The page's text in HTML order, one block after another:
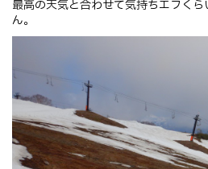
最高の天気と合わせて気持ちエフく
ん。